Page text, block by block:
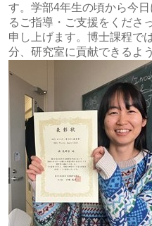
す。学部4年生の頃から今
るご指導・ご支援をくださ
申し上げます。博士課程で
分、研究室に貢献できるよ